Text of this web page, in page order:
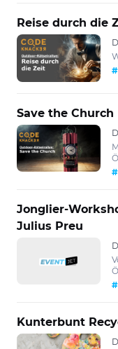
Reise durch die
Save the Church
Jonglier-
Julius Preu
Kunterbunt